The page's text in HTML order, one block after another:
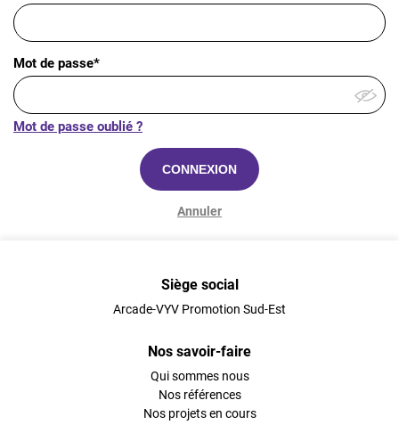
Mot de passe*
Mot de passe oublié ?
CONNEXION
Annuler
Siège social
Arcade-VYV Promotion Sud-Est
Nos savoir-faire
Qui sommes nous
Nos références
Nos projets en cours